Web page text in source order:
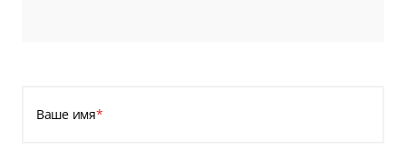
Ваше имя*